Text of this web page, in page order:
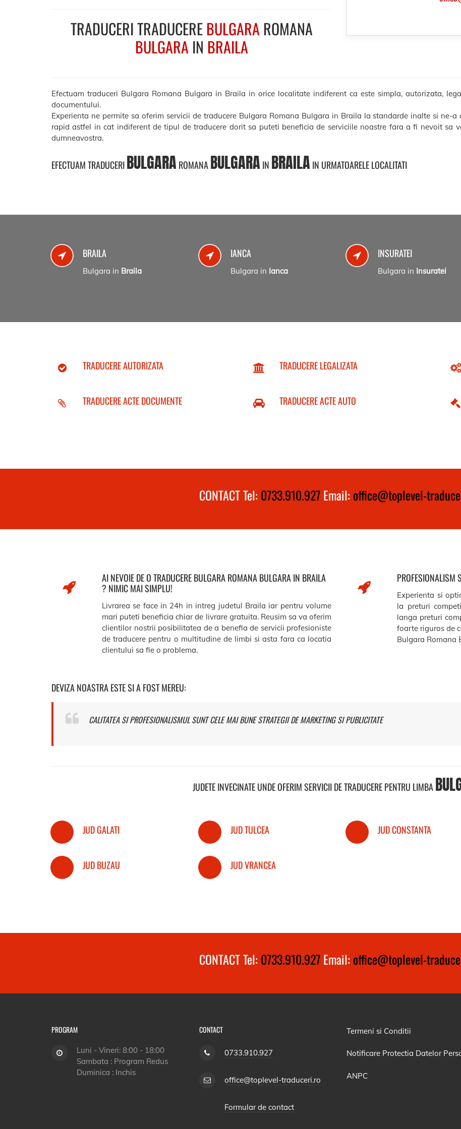
TRADUCERI TRADUCEREBULGARA ROMANA
BULGARA IN BRAILA
Efectuam traduceri Bulgara Romana Bulgara in Braila in orice localitate indiferent ca este simpla, autorizata,
documentului.
Experienta ne permite sa oferim servicii de traducere Bulgara Romana Bulgara in Braila la standarde inalte si ne-
rapid astfel in cat indiferent de tipul de traducere dorit sa puteti beneficia de serviciile noastre fara a fi nevoit sa
dumneavostra.
EFECTUAM TRADUCERIBULGARA ROMANABULGARA IN BRAILA IN URMATOARELE LOCALITATI
BRAILA
Bulgara in Braila
IANCA
Bulgara in Ianca
INSURATEI
Bulgara in Insuratei
TRADUCERE AUTORIZATA TRADUCERE LEGALIZATA
TRADUCERE ACTE DOCUMENTE TRADUCERE ACTE AUTO
CONTACT Tel: 0733.910.927Email: office@toplevel-
AI NEVOIE DE O TRADUCERE BULGARA ROMANA BULGARA IN BRAILA
? NIMIC MAI SIMPLU!
Livrarea se face in 24h in intreg judetul Braila iar pentru volume
mari puteti beneficia chiar de livrare gratuita. Reusim sa va oferim
clientilor nostrii posibilitatea de a benefia de servicii profesioniste
de traducere pentru o multitudine de limbi si asta fara ca locatia
clientului sa fie o problema.
PROFESIONALISM
Experienta si
la preturi
langa preturi
foarte riguros de
Bulgara Romana
DEVIZA NOASTRA ESTE SI A FOST MEREU:
CALITATEA SI PROFESIONALISMUL SUNT CELE MAI BUNE STRATEGII DE MARKETING SI PUBLICITATE
JUDETE INVECINATE UNDE OFERIM SERVICII DE TRADUCERE PENTRU LIMBA
JUD GALATI JUD TULCEA JUD CONSTANTA
JUD BUZAU JUD VRANCEA
CONTACT Tel: 0733.910.927Email: office@toplevel-
PROGRAM
Luni - Vineri: 8:00 - 18:00
Sambata : Program Redus
Duminica : Inchis
CONTACT
0733.910.927
office@toplevel-traduceri.ro
Formular de contact
Termeni si Conditii
Notificare Protectia Datelor
ANPC